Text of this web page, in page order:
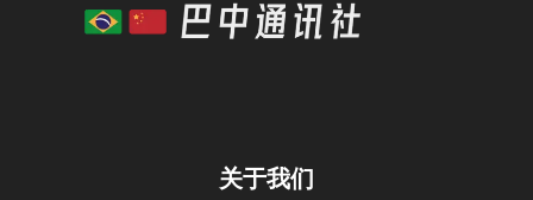
关于我们